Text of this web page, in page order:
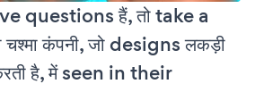
questions हैं, तो take a
कंपनी, जो designs लकड़ी
है, में seen in their